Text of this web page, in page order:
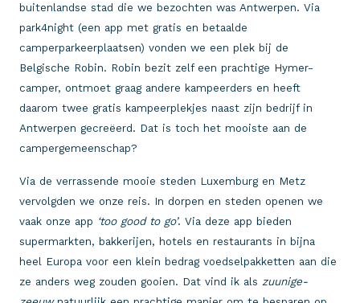
buitenlandse stad die we bezochten was Antwerpen. Via
park4night (een app met gratis en betaalde
camperparkeerplaatsen) vonden we een plek bij de
Belgische Robin. Robin bezit zelf een prachtige Hymer-
camper, ontmoet graag andere kampeerders en heeft
daarom twee gratis kampeerplekjes naast zijn bedrijf in
Antwerpen gecreëerd. Dat is toch het mooiste aan de
campergemeenschap?
Via de verrassende mooie steden Luxemburg en Metz
vervolgden we onze reis. In dorpen en steden openen we
vaak onze app ‘too good to go’. Via deze app bieden
supermarkten, bakkerijen, hotels en restaurants in bijna
heel Europa voor een klein bedrag voedselpakketten aan die
ze anders weg zouden gooien. Dat vind ik als zuunige-